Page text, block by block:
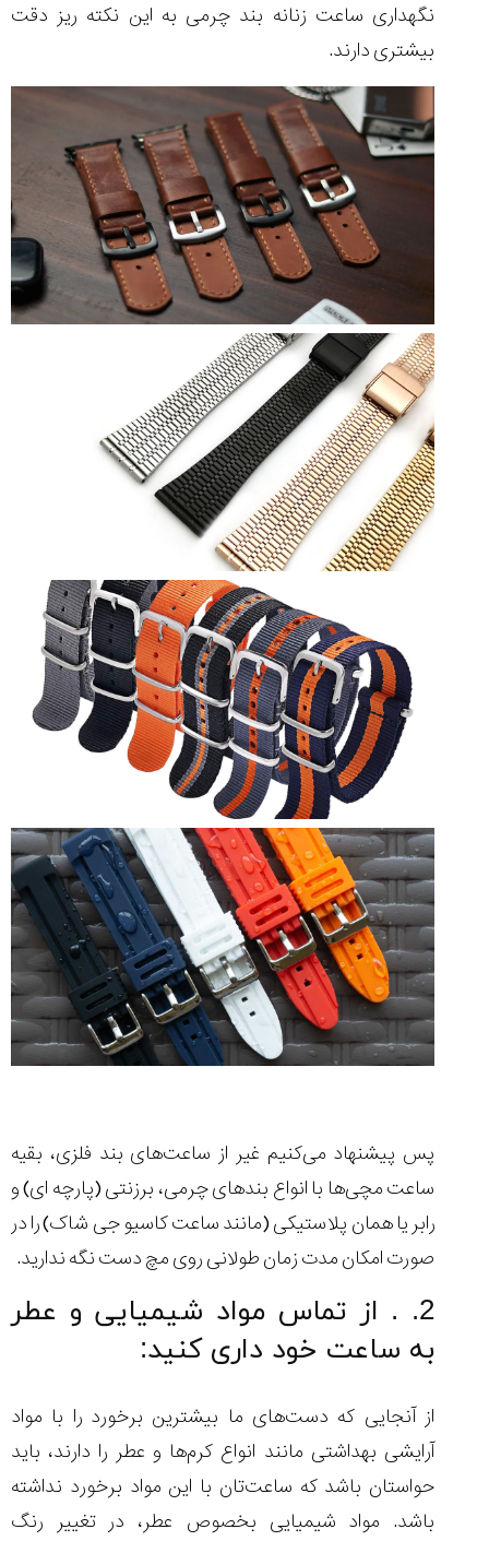
نگهداری ساعت زنانه بند چرمی به این نکته ریز دقت
بیشتری دارند.
پس پیشنهاد می‌کنیم غیر از ساعت‌های بند فلزی، بقیه
ساعت مچی‌ها با انواع بندهای چرمی، برزنتی (پارچه ای) و
رابر یا همان پلاستیکی (مانند ساعت کاسیو جی شاک) را در
صورت امکان مدت زمان طولانی روی مچ دست نگه ندارید.
2. . از تماس مواد شیمیایی و عطر
به ساعت خود داری کنید:
از آنجایی که دست‌های ما بیشترین برخورد را با مواد
آرایشی بهداشتی مانند انواع کرم‌ها و عطر را دارند، باید
حواستان باشد که ساعت‌تان با این مواد برخورد نداشته
باشد. مواد شیمیایی بخصوص عطر، در تغییر رنگ